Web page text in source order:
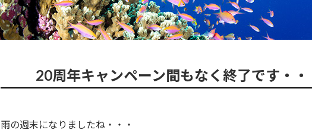
20周年キャンペーン間もなく終了です・・
雨の週末になりましたね・・・